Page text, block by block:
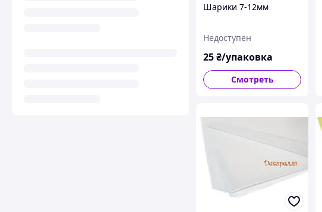
Шарики 7-12мм
Недоступен
25₴/упаковка
Смотреть